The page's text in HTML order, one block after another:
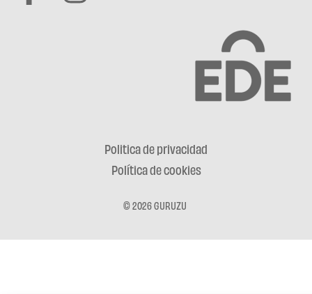
Politica de privacidad
Política de cookies
© 2026 GURUZU